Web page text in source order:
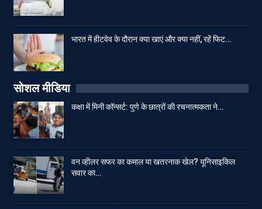
भारत में हीटवेव के दौरान क्या खाएं और क्या नहीं, रहें फिट…
सोशल मीडिया
कक्षा में मिनी कॉन्सर्ट: पुणे के छात्रों की रचनात्मकता ने…
वन व्हीलर सफर का कमाल या खतरनाक खेल? यूनिसाइकिल
सवार का…